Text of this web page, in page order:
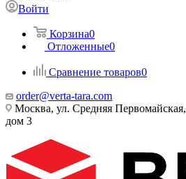
Войти
Корзина0
Отложенные0
Сравнение товаров0
order@verta-tara.com
Москва, ул. Средняя Первомайская,
дом 3